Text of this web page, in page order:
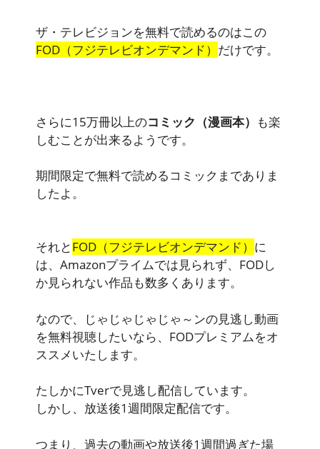
ザ・テレビジョンを無料で読めるのはこの
FOD（フジテレビオンデマンド） だけです。
さらに15万冊以上のコミック（漫画本） も楽
しむことが出来るようです。
期間限定で無料で読めるコミックまでありま
したよ。
それとFOD（フジテレビオンデマンド） に
は、Amazonプライムでは見られず、FODし
か見られない作品も数多くあります。
なので、じゃじゃじゃじゃ～ンの見逃し動画
を無料視聴したいなら、FODプレミアムをオ
ススメいたします。
たしかにTverで見逃し配信しています。
しかし、放送後1週間限定配信です。
つまり、過去の動画や放送後1週間過ぎた場